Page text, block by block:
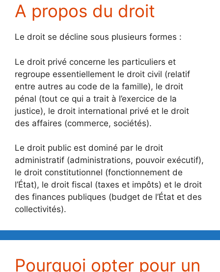
A propos du droit
Le droit se décline sous plusieurs formes :
Le droit privé concerne les particuliers et
regroupe essentiellement le droit civil (relatif
entre autres au code de la famille), le droit
pénal (tout ce qui a trait à l’exercice de la
justice), le droit international privé et le droit
des affaires (commerce, sociétés).
Le droit public est dominé par le droit
administratif (administrations, pouvoir exécutif),
le droit constitutionnel (fonctionnement de
l’État), le droit fiscal (taxes et impôts) et le droit
des finances publiques (budget de l’État et des
collectivités).
Pourquoi opter pour un